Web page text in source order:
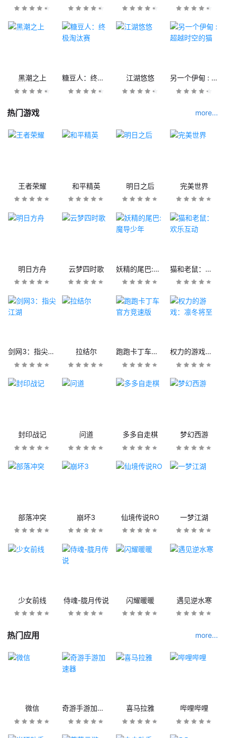
黑潮之上 糖豆人：终极淘汰赛 江湖悠悠 另一个伊甸 : 超越时空的猫
热门游戏 more...
王者荣耀 和平精英 明日之后 完美世界
明日方舟 云梦四时歌 妖精的尾巴:魔导少年 猫和老鼠：欢乐互动
剑网3：指尖江湖 拉结尔 跑跑卡丁车官方竞速版 权力的游戏：凛冬将至
封印战记 问道 多多自走棋 梦幻西游
部落冲突 崩坏3 仙境传说RO 一梦江湖
少女前线 侍魂-胧月传说 闪耀暖暖 遇见逆水寒
热门应用 more...
微信 奇游手游加速器 喜马拉雅 哔哩哔哩